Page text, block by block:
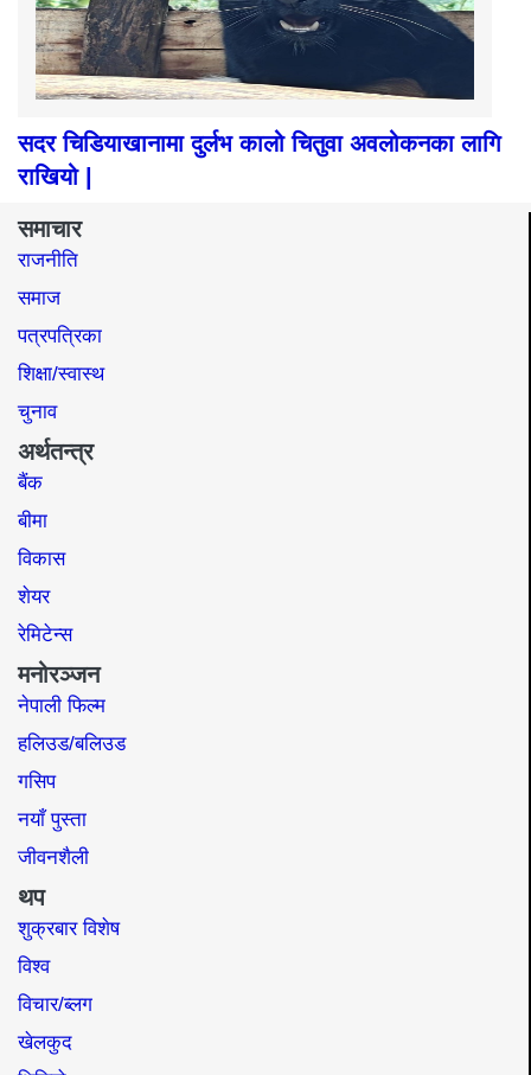
सदर चिडियाखानामा दुर्लभ कालो चितुवा अवलोकनका लागि
राखियो |
समाचार
राजनीति
समाज​
पत्रपत्रिका
शिक्षा/स्वास्थ
चुनाव
अर्थतन्त्र
बैंक
बीमा
विकास
शेयर
रेमिटेन्स
मनोरञ्जन
नेपाली फिल्म
हलिउड/बलिउड
गसिप
नयाँ पुस्ता
जीवनशैली
थप
शुक्रबार विशेष
विश्व
विचार/ब्लग
खेलकुद